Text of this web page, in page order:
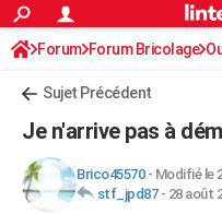
ACTUALITÉS
Politique
Société
Faits Divers
Education
Monde
Villes
+
FINANCE
Retraite
Impôts
Epargne
Immobilier
Risques naturels par ville
Banque
Assurance
Crédit
AUTO
Forum Forum Bricolage
Sujet Précédent
Je n'arrive pas à
Brico45570- Modifié le
stf_jpd87- 28 août